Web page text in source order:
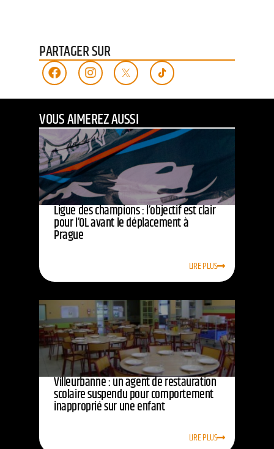
PARTAGER SUR
VOUS AIMEREZ AUSSI
Ligue des champions : l’objectif est clair
pour l’OL avant le déplacement à
Prague
LIRE PLUS
Villeurbanne : un agent de restauration
scolaire suspendu pour comportement
inapproprié sur une enfant
LIRE PLUS